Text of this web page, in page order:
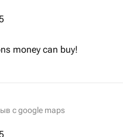
карамель с лёгкой
глубокий и по-
произведением
money can buy!
с google maps